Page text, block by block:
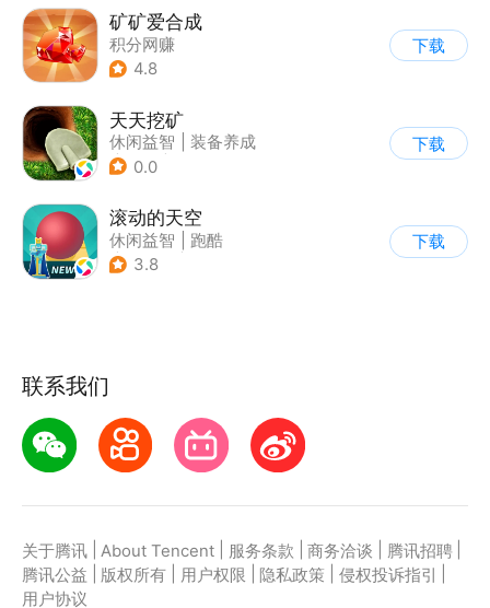
矿矿爱合成
积分网赚
4.8
下载
天天挖矿
休闲益智
装备养成
| 解压
0.0
下载
滚动的天空
休闲益智
跑酷
| 女性向
3.8
下载
联系我们
关于腾讯 About Tencent 服务条款 商务洽谈 腾讯招聘
腾讯公益
版权所有 用户权限 隐私政策 侵权投诉指引
用户协议